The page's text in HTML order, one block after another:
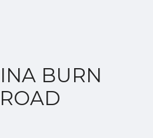
BURN